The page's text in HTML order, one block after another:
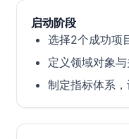
启动阶段
选择2个成功项
定义领域对象与
制定指标体系，